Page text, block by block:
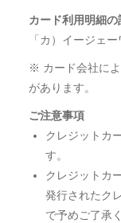
カード利用明細の
「カ）イージェー
※ カード会社に
があります。
ご注意事項
クレジットカ
す。
クレジットカ
発行されたク
で予めご了承